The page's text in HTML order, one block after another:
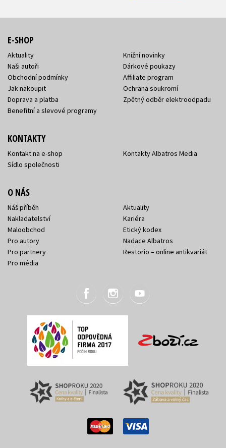
E-SHOP
Aktuality
Naši autoři
Obchodní podmínky
Jak nakoupit
Doprava a platba
Benefitní a slevové programy
Knižní novinky
Dárkové poukazy
Affiliate program
Ochrana soukromí
Zpětný odběr elektroodpadu
KONTAKTY
Kontakt na e-shop
Sídlo společnosti
Kontakty Albatros Media
O NÁS
Náš příběh
Nakladatelství
Maloobchod
Pro autory
Pro partnery
Pro média
Aktuality
Kariéra
Etický kodex
Nadace Albatros
Restorio – online antikvariát